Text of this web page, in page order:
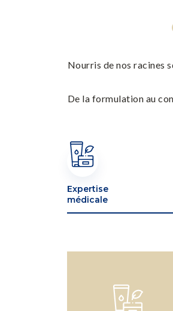
Nourris de nos racines
De la formulation au
Expertise
médicale